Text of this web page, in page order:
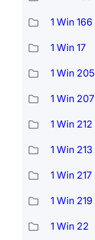
1 Win 166
1 Win 17
1 Win 205
1 Win 207
1 Win 212
1 Win 213
1 Win 217
1 Win 219
1 Win 22